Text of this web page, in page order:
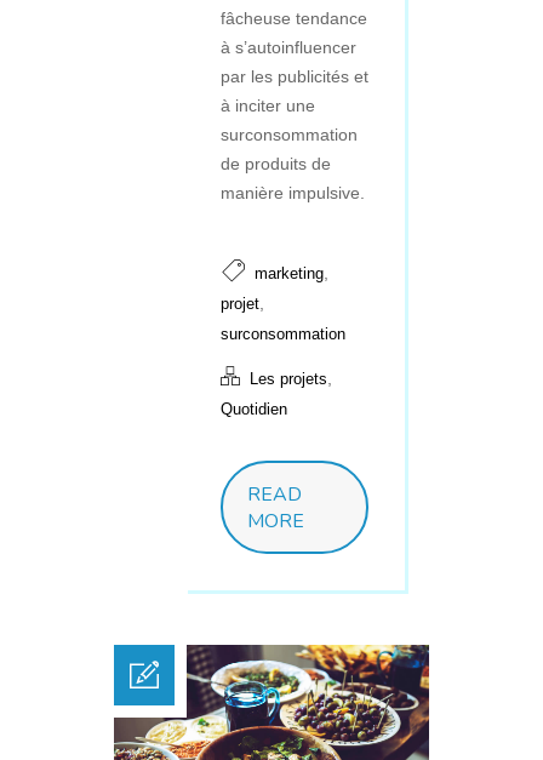
fâcheuse tendance
à s’autoinfluencer
par les publicités et
à inciter une
surconsommation
de produits de
manière impulsive.
marketing
projet
surconsommation
Les projets
Quotidien
READ
MORE